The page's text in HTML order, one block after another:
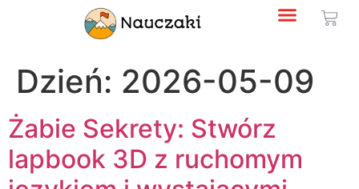
Dzień: 2026-05-09
Żabie Sekrety: Stwórz
lapbook 3D z ruchomym